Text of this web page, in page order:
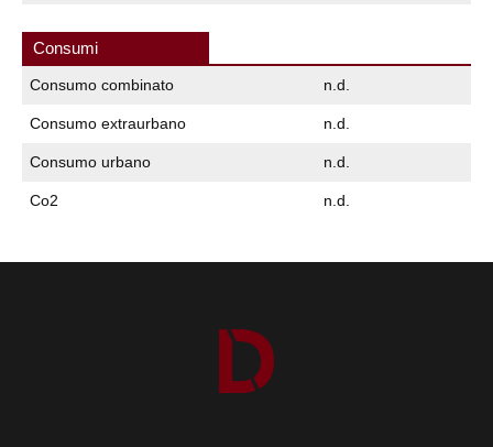
Consumi
Consumo combinato n.d.
Consumo extraurbano n.d.
Consumo urbano n.d.
Co2 n.d.